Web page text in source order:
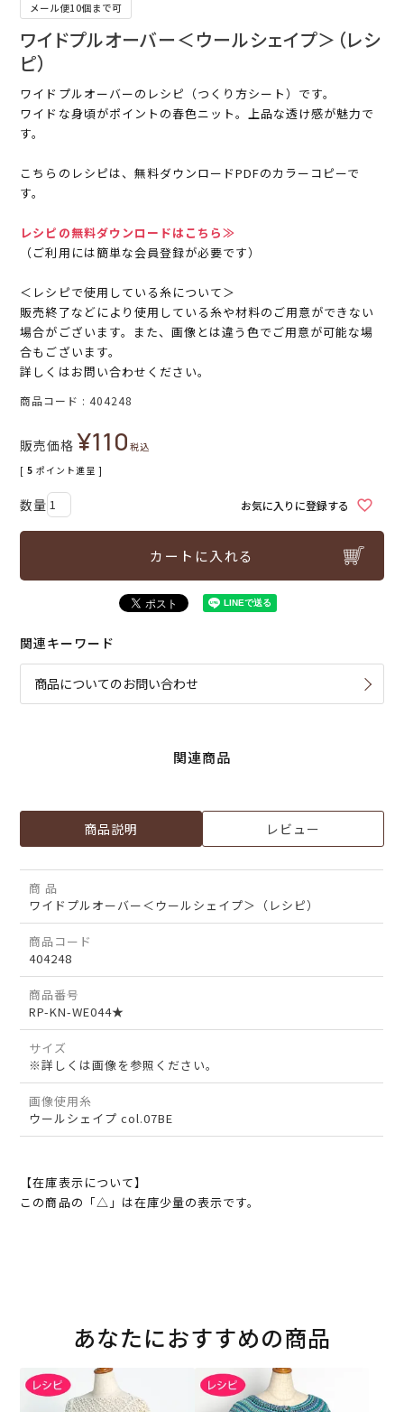
メール便10個まで可
ワイドプルオーバー＜ウールシェイプ＞（レシ
ピ）
ワイドプルオーバーのレシピ（つくり方シート）です。
ワイドな身頃がポイントの春色ニット。上品な透け感が魅力で
す。
こちらのレシピは、無料ダウンロードPDFのカラーコピーで
す。
レシピの無料ダウンロードはこちら≫
（ご利用には簡単な会員登録が必要です）
＜レシピで使用している糸について＞
販売終了などにより使用している糸や材料のご用意ができない
場合がございます。また、画像とは違う色でご用意が可能な場
合もございます。
詳しくはお問い合わせください。
商品コード 404248
販売価格 ¥110税込
[ 5 ポイント進呈 ]
お気に入りに登録する
カートに入れる
関連キーワード
商品についてのお問い合わせ
関連商品
商品説明 レビュー
商 品
ワイドプルオーバー＜ウールシェイプ＞（レシピ）
商品コード
404248
商品番号
RP-KN-WE044★
サイズ
※詳しくは画像を参照ください。
画像使用糸
ウールシェイプ col.07BE
【在庫表示について】
この商品の「△」は在庫少量の表示です。
あなたにおすすめの商品